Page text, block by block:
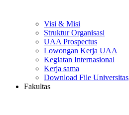
Visi & Misi
Struktur Organisasi
UAA Prospectus
Lowongan Kerja UAA
Kegiatan Internasional
Kerja sama
Download File Universitas
Fakultas